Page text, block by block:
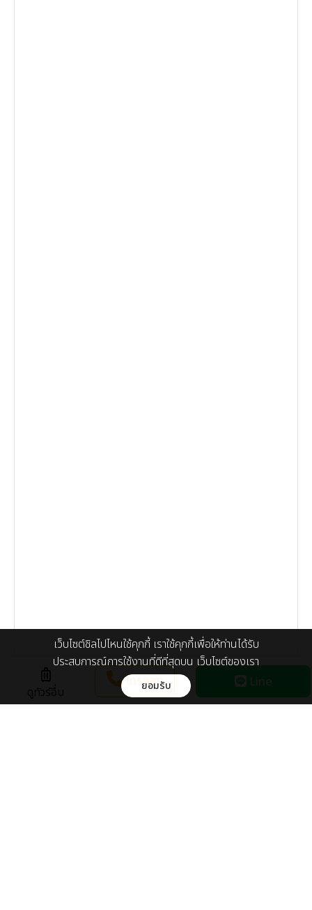
luggage
ดูทัวร์อื่น
โทรจอง Line
เว็บไซต์ชิลไปไหนใช้คุกกี้ เราใช้คุกกี้เพื่อให้ท่านได้รับ
ประสบการณ์การใช้งานที่ดีที่สุดบน เว็บไซต์ของเรา
ยอมรับ